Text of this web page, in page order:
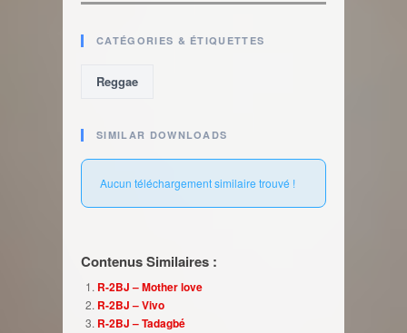
CATÉGORIES & ÉTIQUETTES
Reggae
SIMILAR DOWNLOADS
Aucun téléchargement similaire trouvé !
Contenus Similaires :
R-2BJ – Mother love
R-2BJ – Vivo
R-2BJ – Tadagbé